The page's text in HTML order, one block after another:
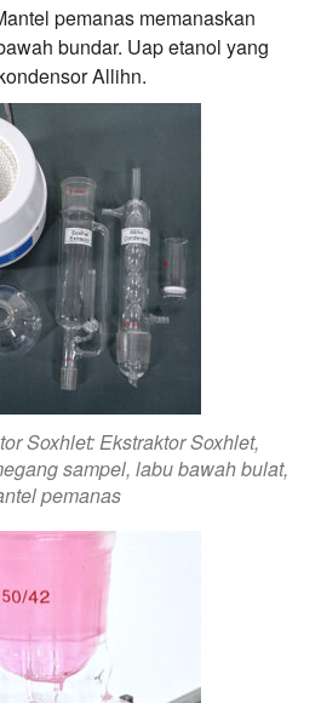
pemanas memanaskan
bundar. Uap etanol yang
Allihn.
Soxhlet: Ekstraktor Soxhlet,
sampel, labu bawah bulat,
pemanas